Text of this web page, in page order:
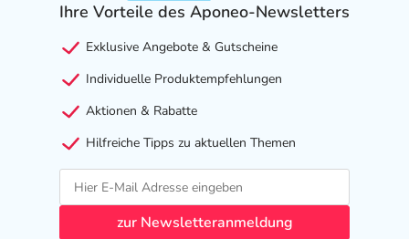
Ihre Vorteile des Aponeo-Newsletters
Exklusive Angebote & Gutscheine
Individuelle Produktempfehlungen
Aktionen & Rabatte
Hilfreiche Tipps zu aktuellen Themen
zur Newsletteranmeldung